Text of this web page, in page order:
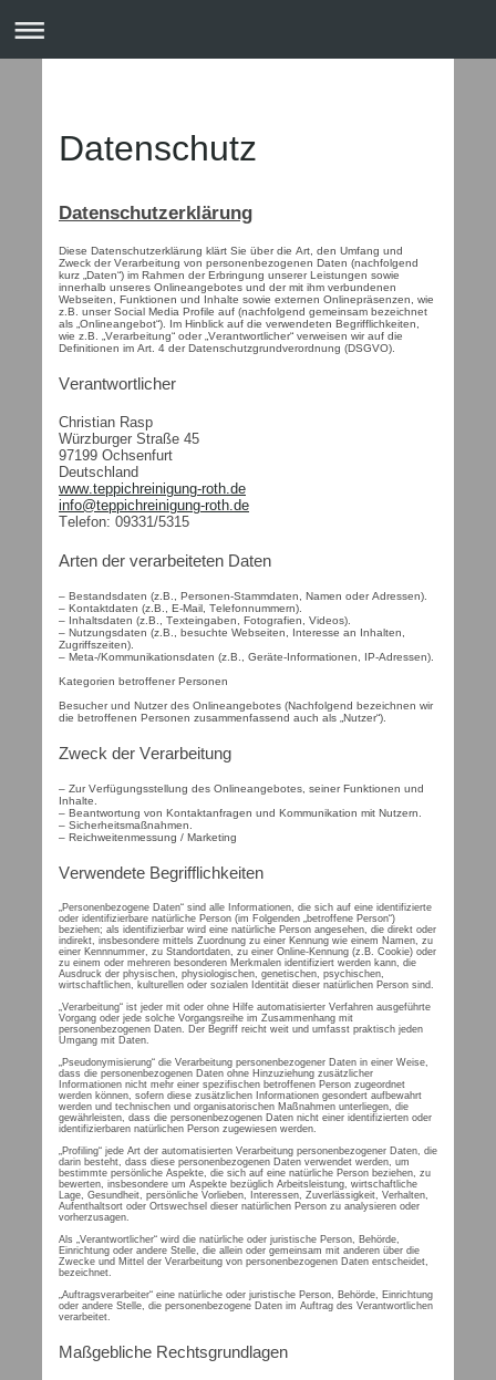
Datenschutz
Datenschutzerklärung
Diese Datenschutzerklärung klärt Sie über die Art, den Umfang und
Zweck der Verarbeitung von personenbezogenen Daten (nachfolgend
kurz „Daten“) im Rahmen der Erbringung unserer Leistungen sowie
innerhalb unseres Onlineangebotes und der mit ihm verbundenen
Webseiten, Funktionen und Inhalte sowie externen Onlinepräsenzen, wie
z.B. unser Social Media Profile auf (nachfolgend gemeinsam bezeichnet
als „Onlineangebot“). Im Hinblick auf die verwendeten Begrifflichkeiten,
wie z.B. „Verarbeitung“ oder „Verantwortlicher“ verweisen wir auf die
Definitionen im Art. 4 der Datenschutzgrundverordnung (DSGVO).
Verantwortlicher
Christian Rasp
Würzburger Straße 45
97199 Ochsenfurt
Deutschland
www.teppichreinigung-roth.de
info@teppichreinigung-roth.de
Telefon: 09331/5315
Arten der verarbeiteten Daten
– Bestandsdaten (z.B., Personen-Stammdaten, Namen oder Adressen).
– Kontaktdaten (z.B., E-Mail, Telefonnummern).
– Inhaltsdaten (z.B., Texteingaben, Fotografien, Videos).
– Nutzungsdaten (z.B., besuchte Webseiten, Interesse an Inhalten,
Zugriffszeiten).
– Meta-/Kommunikationsdaten (z.B., Geräte-Informationen, IP-Adressen).
Kategorien betroffener Personen
Besucher und Nutzer des Onlineangebotes (Nachfolgend bezeichnen wir
die betroffenen Personen zusammenfassend auch als „Nutzer“).
Zweck der Verarbeitung
– Zur Verfügungsstellung des Onlineangebotes, seiner Funktionen und
Inhalte.
– Beantwortung von Kontaktanfragen und Kommunikation mit Nutzern.
– Sicherheitsmaßnahmen.
– Reichweitenmessung / Marketing
Verwendete Begrifflichkeiten
„Personenbezogene Daten“ sind alle Informationen, die sich auf eine identifizierte
oder identifizierbare natürliche Person (im Folgenden „betroffene Person“)
beziehen; als identifizierbar wird eine natürliche Person angesehen, die direkt oder
indirekt, insbesondere mittels Zuordnung zu einer Kennung wie einem Namen, zu
einer Kennnummer, zu Standortdaten, zu einer Online-Kennung (z.B. Cookie) oder
zu einem oder mehreren besonderen Merkmalen identifiziert werden kann, die
Ausdruck der physischen, physiologischen, genetischen, psychischen,
wirtschaftlichen, kulturellen oder sozialen Identität dieser natürlichen Person sind.
„Verarbeitung“ ist jeder mit oder ohne Hilfe automatisierter Verfahren ausgeführte
Vorgang oder jede solche Vorgangsreihe im Zusammenhang mit
personenbezogenen Daten. Der Begriff reicht weit und umfasst praktisch jeden
Umgang mit Daten.
„Pseudonymisierung“ die Verarbeitung personenbezogener Daten in einer Weise,
dass die personenbezogenen Daten ohne Hinzuziehung zusätzlicher
Informationen nicht mehr einer spezifischen betroffenen Person zugeordnet
werden können, sofern diese zusätzlichen Informationen gesondert aufbewahrt
werden und technischen und organisatorischen Maßnahmen unterliegen, die
gewährleisten, dass die personenbezogenen Daten nicht einer identifizierten oder
identifizierbaren natürlichen Person zugewiesen werden.
„Profiling“ jede Art der automatisierten Verarbeitung personenbezogener Daten, die
darin besteht, dass diese personenbezogenen Daten verwendet werden, um
bestimmte persönliche Aspekte, die sich auf eine natürliche Person beziehen, zu
bewerten, insbesondere um Aspekte bezüglich Arbeitsleistung, wirtschaftliche
Lage, Gesundheit, persönliche Vorlieben, Interessen, Zuverlässigkeit, Verhalten,
Aufenthaltsort oder Ortswechsel dieser natürlichen Person zu analysieren oder
vorherzusagen.
Als „Verantwortlicher“ wird die natürliche oder juristische Person, Behörde,
Einrichtung oder andere Stelle, die allein oder gemeinsam mit anderen über die
Zwecke und Mittel der Verarbeitung von personenbezogenen Daten entscheidet,
bezeichnet.
„Auftragsverarbeiter“ eine natürliche oder juristische Person, Behörde, Einrichtung
oder andere Stelle, die personenbezogene Daten im Auftrag des Verantwortlichen
verarbeitet.
Maßgebliche Rechtsgrundlagen